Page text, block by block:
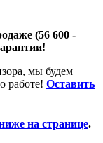
(56 600 -
мы будем
работе! Оставить
на странице.